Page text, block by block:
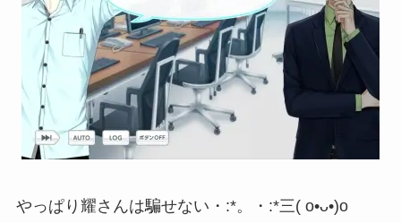
やっぱり耀さんは騙せない・:*。・:*三( o•ᴗ•)o